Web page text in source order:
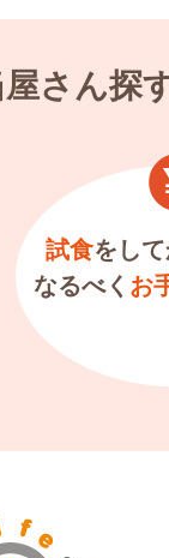
さん探
試食をし
なるべく お